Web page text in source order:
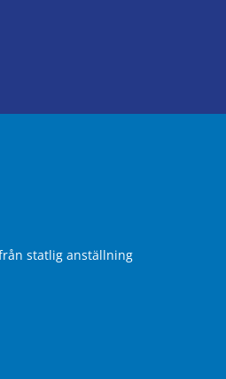
statlig anställning